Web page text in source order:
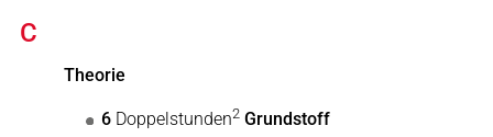
C
Theorie
6 Doppelstunden2 Grundstoff